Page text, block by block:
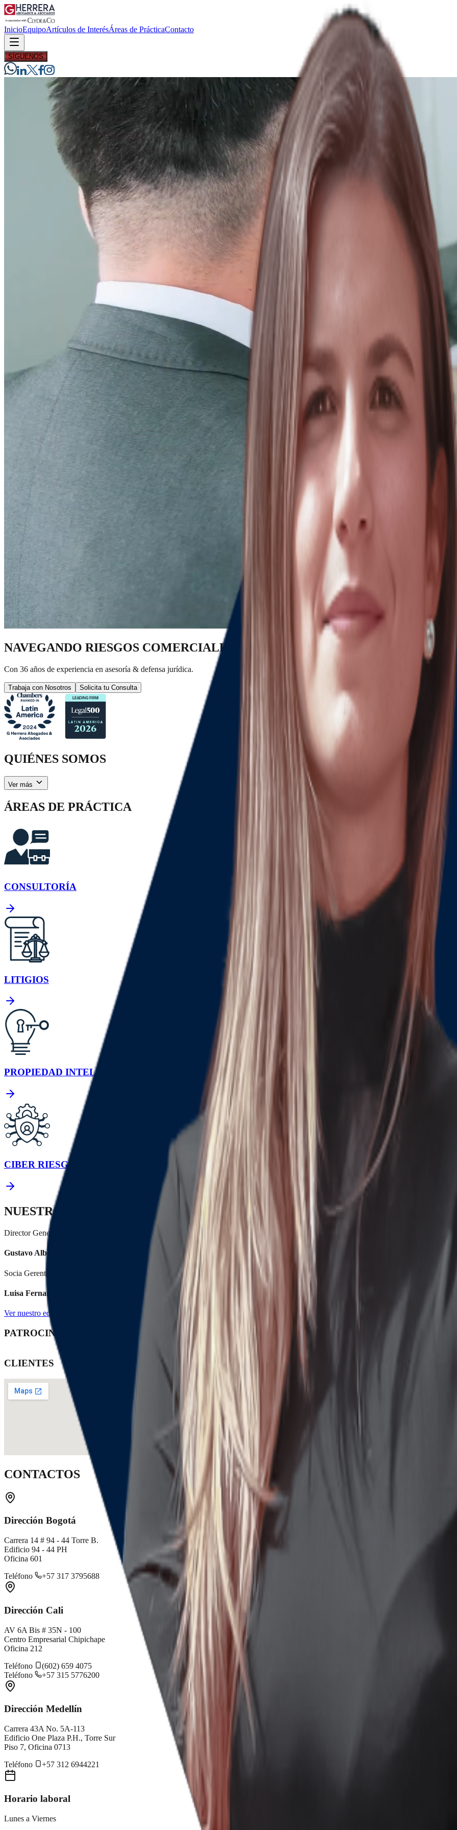
InicioEquipoArtículos de InterésÁreas de PrácticaContacto
SÍGUENOS
NAVEGANDO RIESGOS COMERCIALES & LEGALES ALREDEDOR DEL
Con 36 años de experiencia en asesoría & defensa jurídica.
Trabaja con Nosotros Solicita tu Consulta
QUIÉNES SOMOS
Ver más
ÁREAS DE PRÁCTICA
CONSULTORÍA
LITIGIOS
PROPIEDAD INTELECTUAL
CIBER RIESGOS
NUESTROS LÍDERES
Director General
Gustavo Alberto Herrera A.
Socia Gerente de procesos jurídicos
Luisa Fernanda Herrera
Ver nuestro equipo
PATROCINIOS & AFILIACIONES
CLIENTES
CONTACTOS
Dirección Bogotá
Carrera 14 # 94 - 44 Torre B.
Edificio 94 - 44 PH
Oficina 601
Teléfono
+57 317 3795688
Dirección Cali
AV 6A Bis # 35N - 100
Centro Empresarial Chipichape
Oficina 212
Teléfono
(602) 659 4075
Teléfono
+57 315 5776200
Dirección Medellín
Carrera 43A No. 5A-113
Edificio One Plaza P.H., Torre Sur
Piso 7, Oficina 0713
Teléfono
+57 312 6944221
Horario laboral
Lunes a Viernes